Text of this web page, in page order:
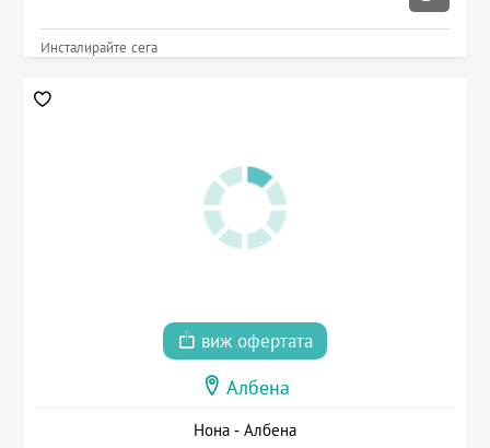
Инсталирайте сега
виж офертата
Албена
Нона - Албена